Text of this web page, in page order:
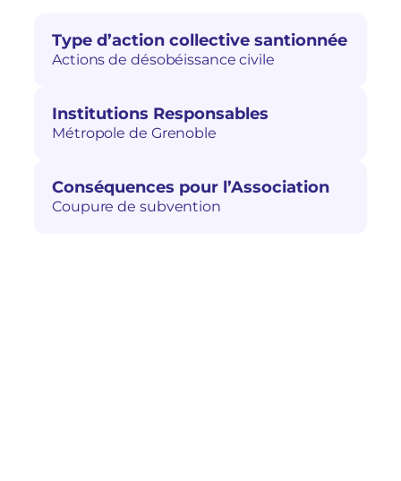
Type d’action collective santionnée
Actions de désobéissance civile
Institutions Responsables
Métropole de Grenoble
Conséquences pour l’Association
Coupure de subvention